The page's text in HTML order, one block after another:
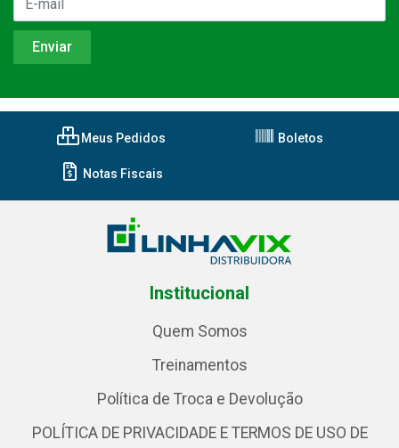
Meus Pedidos Boletos
Notas Fiscais
Institucional
Quem Somos
Treinamentos
Política de Troca e Devolução
POLÍTICA DE PRIVACIDADE E TERMOS DE USO DE